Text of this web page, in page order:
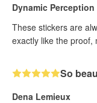
Dynamic
These stickers are
exactly like the proof,
So
Dena Lemieux